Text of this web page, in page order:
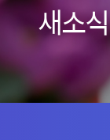
새소식